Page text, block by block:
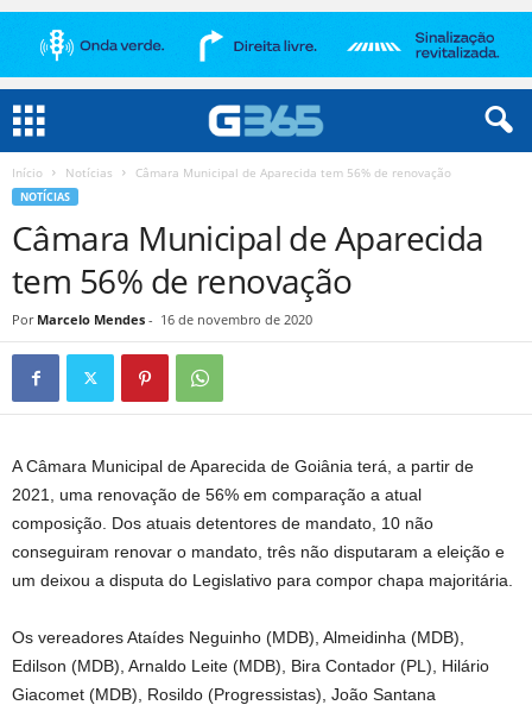
Início Notícias Câmara Municipal de Aparecida tem 56% de renovação
NOTÍCIAS
Câmara Municipal de Aparecida
tem 56% de renovação
Por Marcelo Mendes - 16 de novembro de 2020
A Câmara Municipal de Aparecida de Goiânia terá, a partir de
2021, uma renovação de 56% em comparação a atual
composição. Dos atuais detentores de mandato, 10 não
conseguiram renovar o mandato, três não disputaram a eleição e
um deixou a disputa do Legislativo para compor chapa majoritária.
Os vereadores Ataídes Neguinho (MDB), Almeidinha (MDB),
Edilson (MDB), Arnaldo Leite (MDB), Bira Contador (PL), Hilário
Giacomet (MDB), Rosildo (Progressistas), João Santana